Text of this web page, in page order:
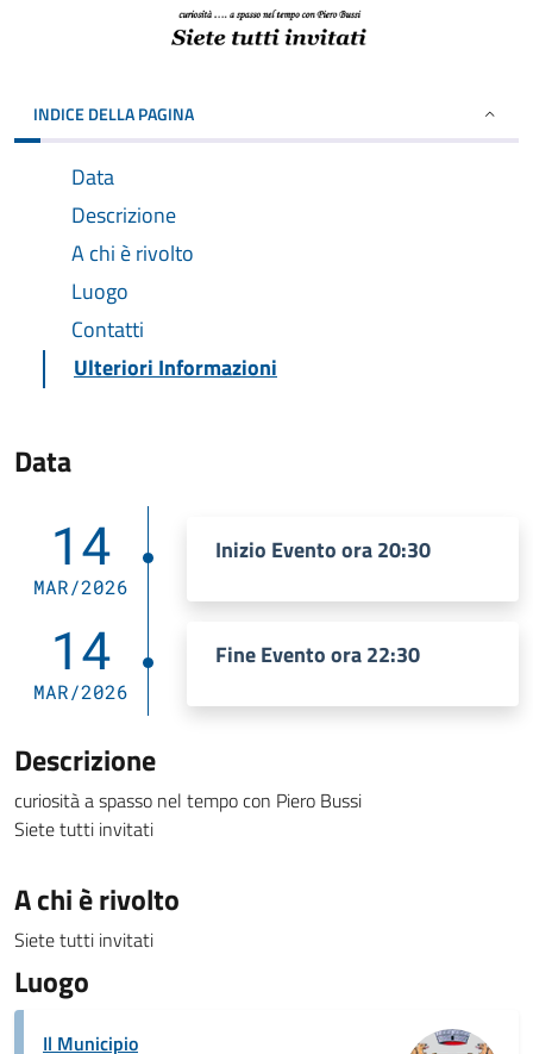
INDICE DELLA PAGINA
Data
Descrizione
A chi è rivolto
Luogo
Contatti
Ulteriori Informazioni
Data
14
MAR/2026
Inizio Evento ora 20:30
14
MAR/2026
Fine Evento ora 22:30
Descrizione
curiosità a spasso nel tempo con Piero Bussi
Siete tutti invitati
A chi è rivolto
Siete tutti invitati
Luogo
Il Municipio